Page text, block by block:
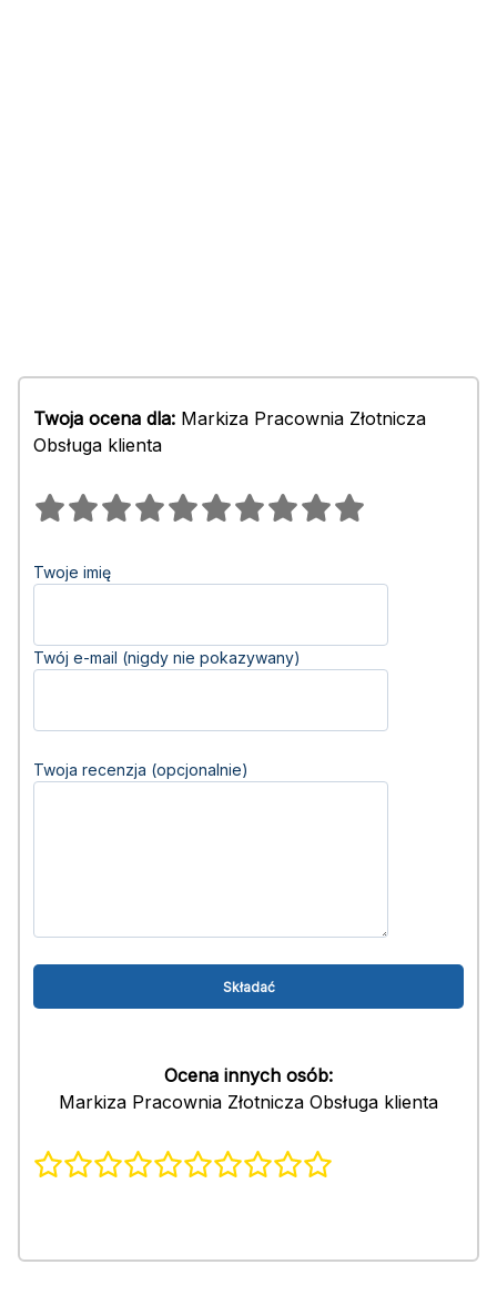
Twoja ocena dla: Markiza Pracownia Złotnicza
Obsługa klienta
Twoje imię
Twój e-mail (nigdy nie pokazywany)
Twoja recenzja (opcjonalnie)
Ocena innych osób:
Markiza Pracownia Złotnicza Obsługa klienta